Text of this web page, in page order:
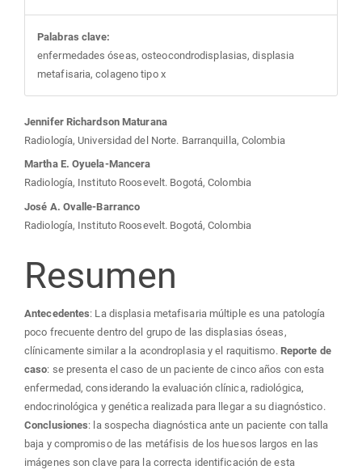
Palabras clave:
enfermedades óseas, osteocondrodisplasias, displasia
metafisaria, colageno tipo x
Contenido
principal
del
Jennifer Richardson Maturana
Radiología, Universidad del Norte. Barranquilla, Colombia
Martha E. Oyuela-Mancera
Radiología, Instituto Roosevelt. Bogotá, Colombia
José A. Ovalle-Barranco
Radiología, Instituto Roosevelt. Bogotá, Colombia
Resumen
Antecedentes: La displasia metafisaria múltiple es una patología
poco frecuente dentro del grupo de las displasias óseas,
clínicamente similar a la acondroplasia y el raquitismo. Reporte de
caso: se presenta el caso de un paciente de cinco años con esta
enfermedad, considerando la evaluación clínica, radiológica,
endocrinológica y genética realizada para llegar a su diagnóstico.
Conclusiones: la sospecha diagnóstica ante un paciente con talla
baja y compromiso de las metáfisis de los huesos largos en las
imágenes son clave para la correcta identificación de esta